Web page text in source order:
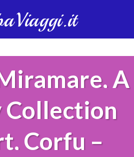
A
Collection
Corfu –